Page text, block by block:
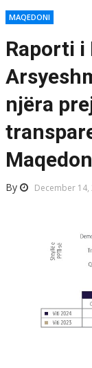
MAQEDONI
Raporti
njëra
By December 14,